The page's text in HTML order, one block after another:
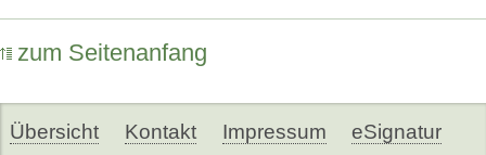
zum Seitenanfang
Übersicht Kontakt Impressum eSignatur